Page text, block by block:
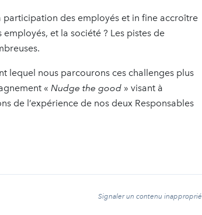
des employés et in fine accroître
et la société ? Les pistes de
lequel nous parcourons ces challenges plus
« Nudge the good » visant à
de l’expérience de nos deux Responsables
Signaler un contenu inapproprié